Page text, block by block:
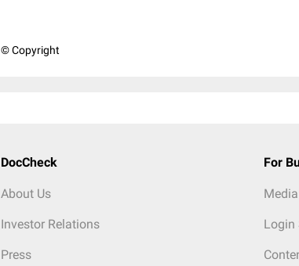
© Copyright
DocCheck
About Us
Investor Relations
Press
For
Login